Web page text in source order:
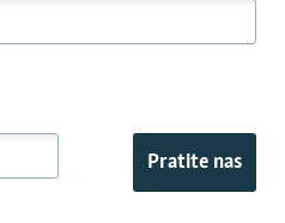
Pratite nas